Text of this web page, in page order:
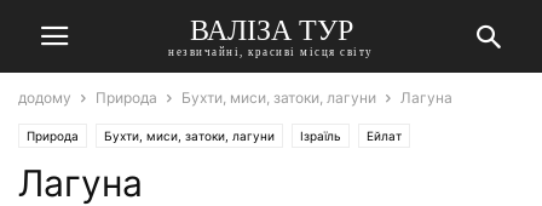
ВАЛІЗА ТУР
незвичайні, красиві місця світу
додому Природа Бухти, миси, затоки, лагуни Лагуна
Природа Бухти, миси, затоки, лагуни Ізраїль Ейлат
Лагуна